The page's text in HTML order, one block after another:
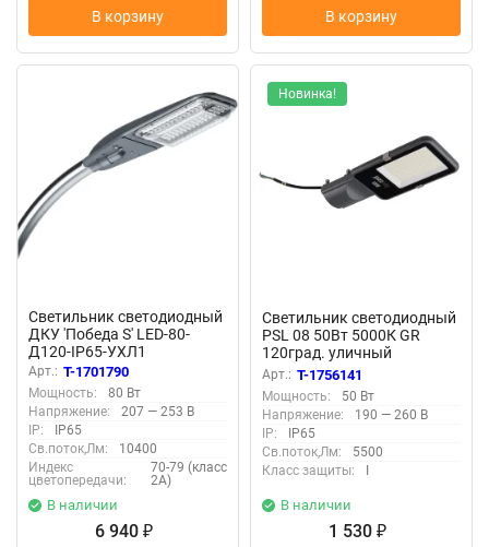
В корзину В корзину
Светильник светодиодный
ДКУ 'Победа S' LED-80-
Д120-IP65-УХЛ1
(750/E/X/RAL9023/C50/PM
MA/ST/G1) сер. GALAD
22727
Арт.: T-1701790
Мощность:
80 Вт
Напряжение:
207 — 253 В
IP:
IP65
Св.поток,Лм:
10400
Индекс
цветопередачи:
70-79 (класс
2А)
В наличии
6 940 ₽
Новинка!
Светильник светодиодный
PSL 08 50Вт 5000К GR
120град. уличный
консольный ДКУ IP65 Pro
JazzWay 5045781
Арт.: T-1756141
Мощность:
50 Вт
Напряжение:
190 — 260 В
IP:
IP65
Св.поток,Лм:
5500
Класс защиты:
В наличии
1 530 ₽